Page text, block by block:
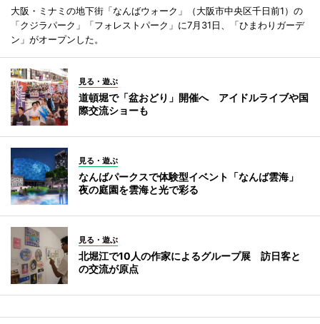
大阪・ミナミの地下街「なんばウォーク」（大阪市中央区千日前1）の
「クジラパーク」「フォレストパーク」に7月31日、「ひまわりガーデ
ン」がオープンした。
見る・遊ぶ
道頓堀で「盆おどり」開催へ アイドルライブや国
際交流ショーも
見る・遊ぶ
なんばパークスで体験型イベント「なんば雲海」
夜の庭園を雲海と光で彩る
見る・遊ぶ
北堀江で10人の作家によるグループ展 訪日客と
の交流が原点